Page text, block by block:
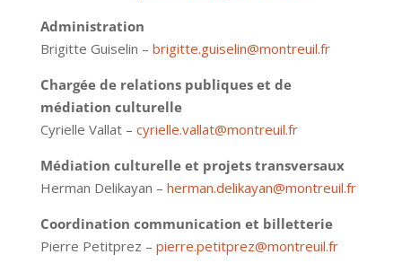
Administration
Brigitte Guiselin – brigitte.guiselin@montreuil.fr
Chargée de relations publiques et de
médiation culturelle
Cyrielle Vallat – cyrielle.vallat@montreuil.fr
Médiation culturelle et projets transversaux
Herman Delikayan – herman.delikayan@montreuil.fr
Coordination communication et billetterie
Pierre Petitprez – pierre.petitprez@montreuil.fr